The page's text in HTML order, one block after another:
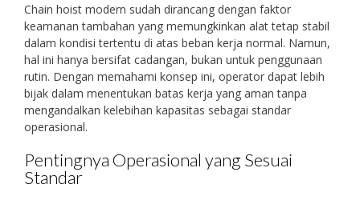
Chain hoist modern sudah dirancang dengan faktor
keamanan tambahan yang memungkinkan alat tetap stabil
dalam kondisi tertentu di atas beban kerja normal. Namun,
hal ini hanya bersifat cadangan, bukan untuk penggunaan
rutin. Dengan memahami konsep ini, operator dapat lebih
bijak dalam menentukan batas kerja yang aman tanpa
mengandalkan kelebihan kapasitas sebagai standar
operasional.
Pentingnya Operasional yang Sesuai
Standar